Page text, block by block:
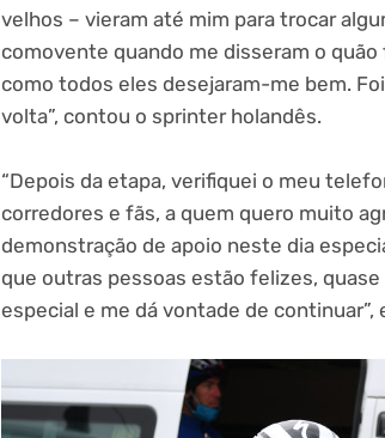
velhos – vieram até mim para trocar
comovente quando me disseram o
como todos eles desejaram-me bem.
volta”, contou o sprinter holandês.
“Depois da etapa, verifiquei o meu
corredores e fãs, a quem quero muito
demonstração de apoio neste dia
que outras pessoas estão felizes,
especial e me dá vontade de continuar”,